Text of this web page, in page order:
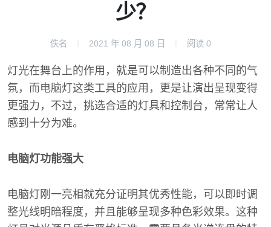
少？
佚名 2021 年 08 月 08 日 阅读 0
灯光在舞台上的作用，就是可以制造出各种不同的气
氛，而电脑灯这类工具的应用，更是让演出呈现变得
更强力，不过，挑选合适的灯具和控制台，常常让人
感到十分为难。
电脑灯功能强大
电脑灯刚一亮相就充分证明其优秀性能，可以即时调
整光线明暗程度，并且能够呈现多种色彩效果。这种